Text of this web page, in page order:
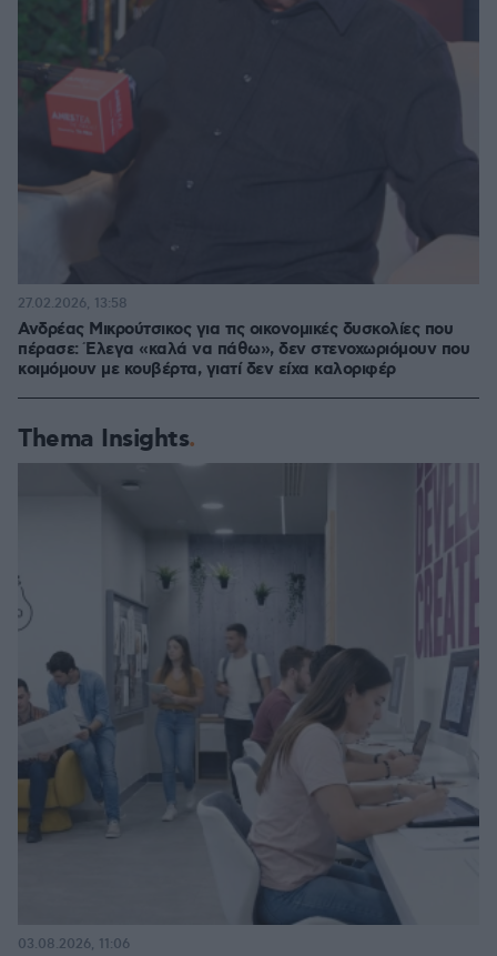
Ανδρέας Μικρούτσικος για τις οικονομικές δυσκολίες που
πέρασε: Έλεγα «καλά να πάθω», δεν στενοχωριόμουν που
κοιμόμουν με κουβέρτα, γιατί δεν είχα καλοριφέρ
27.02.2026, 13:58
Thema Insights
03.08.2026, 11:06